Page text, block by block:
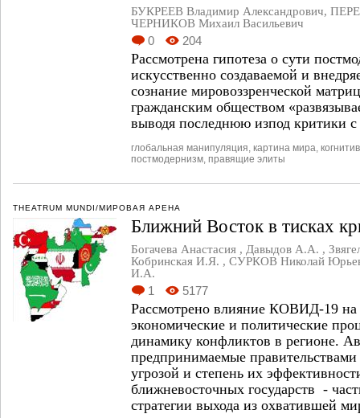
БУКРЕЕВ Владимир Александрович,
ЧЕРНИКОВ Михаил Васильевич
0 204
Рассмотрена гипотеза о сути
искусственно создаваемой и
сознание мировоззренческой
гражданским обществом
выводя последнюю из­под критики
глобальная манипуляция картина мира
постмодернизм правящие элиты
THEATRUM MUNDI/МИРОВАЯ АРЕНА
Ближний Восток в тисках
Богачева Анастасия , Давыдов А.А. ,
Кобринская И.Я. , СУРКОВ Николай
И.А.
1 5177
Рассмотрено влияние КОВИД-19 на
экономические и политические
динамику конфликтов в регионе.
предпринимаемые
угрозой и степень их
ближневосточных государств -
стратегии выхода из охватившей